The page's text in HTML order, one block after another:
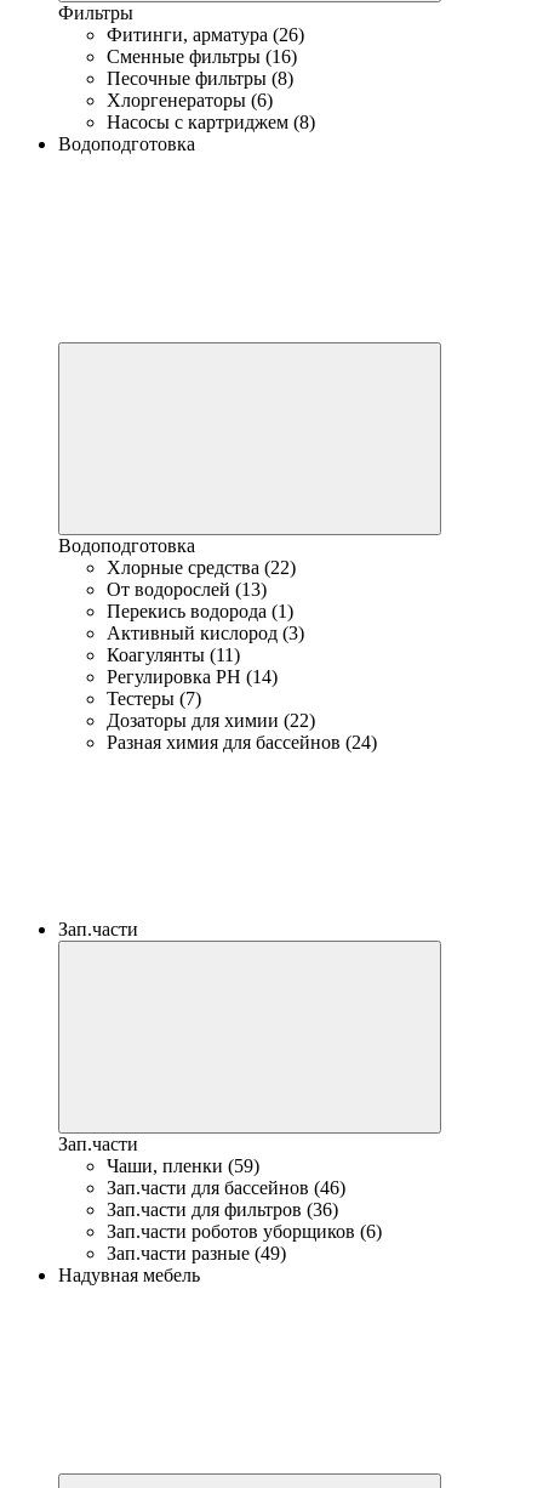
Фильтры
Фитинги, арматура (26)
Сменные фильтры (16)
Песочные фильтры (8)
Хлоргенераторы (6)
Насосы с картриджем (8)
Водоподготовка
Водоподготовка
Хлорные средства (22)
От водорослей (13)
Перекись водорода (1)
Активный кислород (3)
Коагулянты (11)
Регулировка PH (14)
Тестеры (7)
Дозаторы для химии (22)
Разная химия для бассейнов (24)
Зап.части
Зап.части
Чаши, пленки (59)
Зап.части для бассейнов (46)
Зап.части для фильтров (36)
Зап.части роботов уборщиков (6)
Зап.части разные (49)
Надувная мебель